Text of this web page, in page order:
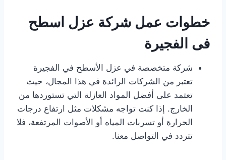
خطوات عمل شركة عزل اسطح
فى الفجيرة
شركة متخصصة في عزل الأسطح في الفجيرة
تعتبر من الشركات الرائدة في هذا المجال، حيث
تعتمد على أفضل المواد العازلة التي تستوردها من
الخارج. إذا كنت تواجه مشكلات مثل ارتفاع درجات
الحرارة أو تسربات المياه أو الأصوات المرتفعة، فلا
تتردد في التواصل معنا.